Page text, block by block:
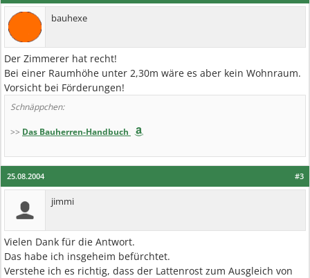
bauhexe
Der Zimmerer hat recht!
Bei einer Raumhöhe unter 2,30m wäre es aber kein Wohnraum.
Vorsicht bei Förderungen!
Schnäppchen:
>> Das Bauherren-Handbuch
#3
25.08.2004
jimmi
Vielen Dank für die Antwort.
Das habe ich insgeheim befürchtet.
Verstehe ich es richtig, dass der Lattenrost zum Ausgleich von